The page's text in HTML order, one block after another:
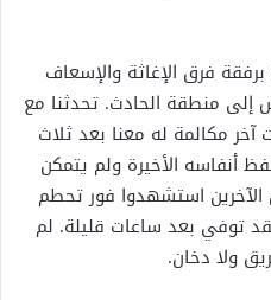
فرق الإغاثة والإسعاف
إلى منطقة الحادث. تحدثنا مع
مكالمة له معنا بعد ثلاث
أنفاسه الأخيرة ولم يتمكن
الآخرين استشهدوا فور تحطم
توفي بعد ساعات قليلة. لم
ولا دخان.